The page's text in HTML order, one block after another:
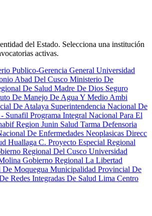
del Estado. Selecciona una institución
activas.
Publico-Gerencia General Universidad
Abad Del Cusco Ministerio De
De Salud Madre De Dios Seguro
De Manejo De Agua Y Medio Ambi
De Atalaya Superintendencia Nacional De
Sunafil Programa Integral Nacional Para El
Region Junin Salud Tarma Defensoria
De Enfermedades Neoplasicas Direcc
Huallaga C. Proyecto Especial Regional
Regional Del Cusco Universidad
Gobierno Regional La Libertad
Moquegua Municipalidad Provincial De
Redes Integradas De Salud Lima Centro